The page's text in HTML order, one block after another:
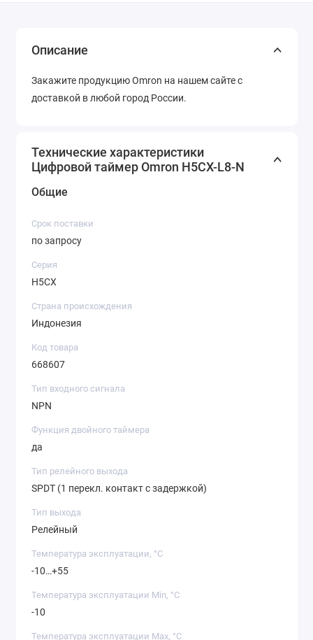
Описание
Закажите продукцию Omron на нашем сайте с
доставкой в любой город России.
Технические характеристики
Цифровой таймер Omron H5CX-L8-N
Общие
Срок поставки
по запросу
Серия
H5CX
Страна происхождения
Индонезия
Код товара
668607
Тип входного сигнала
NPN
Функция двойного таймера
да
Тип релейного выхода
SPDT (1 перекл. контакт с задержкой)
Тип выхода
Релейный
Температура эксплуатации, °C
-10…+55
Температура эксплуатации Min, °C
-10
Температура эксплуатации Max, °C